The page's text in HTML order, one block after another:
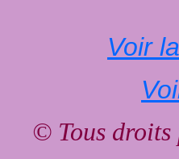
Voir
© Tous droits